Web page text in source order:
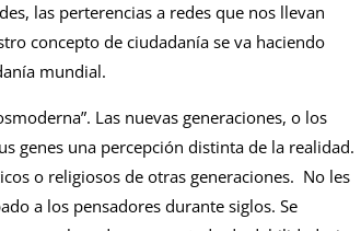
las perterencias a redes que nos llevan
concepto de ciudadanía se va haciendo
mundial.
Las nuevas generaciones, o los
genes una percepción distinta de la realidad.
o religiosos de otras generaciones. No les
a los pensadores durante siglos. Se